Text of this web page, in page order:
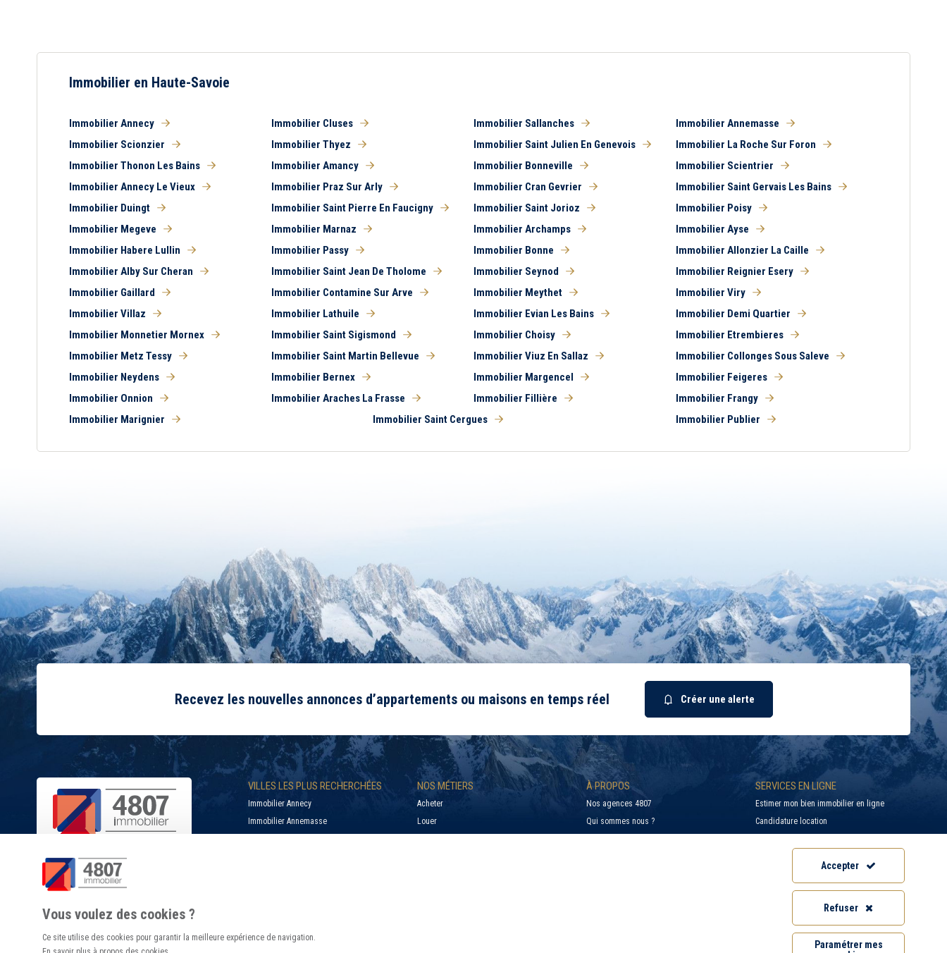
Immobilier en Haute-Savoie
Immobilier Annecy Immobilier Cluses Immobilier Sallanches
Immobilier Annemasse
Immobilier Scionzier
Immobilier Thyez Immobilier Saint Julien En Genevois
Immobilier La Roche Sur Foron
Immobilier Thonon Les Bains
Immobilier Amancy Immobilier Bonneville
Immobilier Scientrier
Immobilier Annecy Le Vieux
Immobilier Praz Sur Arly Immobilier Cran Gevrier
Immobilier Saint Gervais Les Bains
Immobilier Duingt
Immobilier Saint Pierre En Faucigny Immobilier Saint Jorioz
Immobilier Poisy
Immobilier Megeve
Immobilier Marnaz Immobilier Archamps
Immobilier Ayse
Immobilier Habere Lullin
Immobilier Passy Immobilier Bonne
Immobilier Allonzier La Caille
Immobilier Alby Sur Cheran
Immobilier Saint Jean De Tholome Immobilier Seynod
Immobilier Reignier Esery
Immobilier Gaillard
Immobilier Contamine Sur Arve Immobilier Meythet
Immobilier Viry
Immobilier Villaz
Immobilier Lathuile Immobilier Evian Les Bains
Immobilier Demi Quartier
Immobilier Monnetier Mornex
Immobilier Saint Sigismond Immobilier Choisy
Immobilier Etrembieres
Immobilier Metz Tessy
Immobilier Saint Martin Bellevue Immobilier Viuz En Sallaz
Immobilier Collonges Sous Saleve
Immobilier Neydens
Immobilier Bernex Immobilier Margencel
Immobilier Feigeres
Immobilier Onnion
Immobilier Araches La Frasse Immobilier Fillière
Immobilier Frangy
Immobilier Marignier
Immobilier Saint Cergues Immobilier Publier
Recevez les nouvelles annonces d’appartements ou maisons en temps réel Créer une alerte
SUIVEZ-NOUS
VILLES LES PLUS RECHERCHÉES
Immobilier Annecy
Immobilier Annemasse
NOS MÉTIERS
Acheter
Louer
À PROPOS
Nos agences 4807
Qui sommes nous ?
SERVICES EN LIGNE
Estimer mon bien immobilier en ligne
Candidature location
Accès Extranet
Informations Géorisques
Vous voulez des cookies ?
Ce site utilise des cookies pour garantir la meilleure expérience de navigation.
Accepter
Refuser
Paramétrer mes